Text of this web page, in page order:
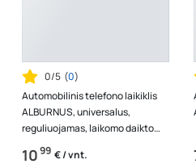
0/5 (0)
Automobilinis telefono laikiklis
ALBURNUS, universalus,
reguliuojamas, laikomo daikto
skersmuo 100 mm
1099 € / vnt.